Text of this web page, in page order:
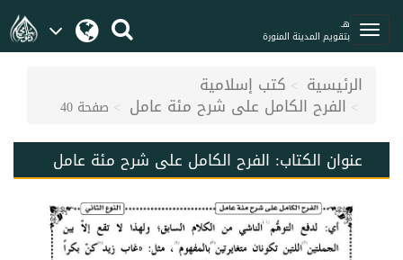
هـ
بتقويم المدينة المنورة
الرئيسية كتب إسلامية
الفرح الكامل على شرح مئة عامل صفحة 40
عنوان الكتاب: الفرح الكامل على شرح مئة عامل